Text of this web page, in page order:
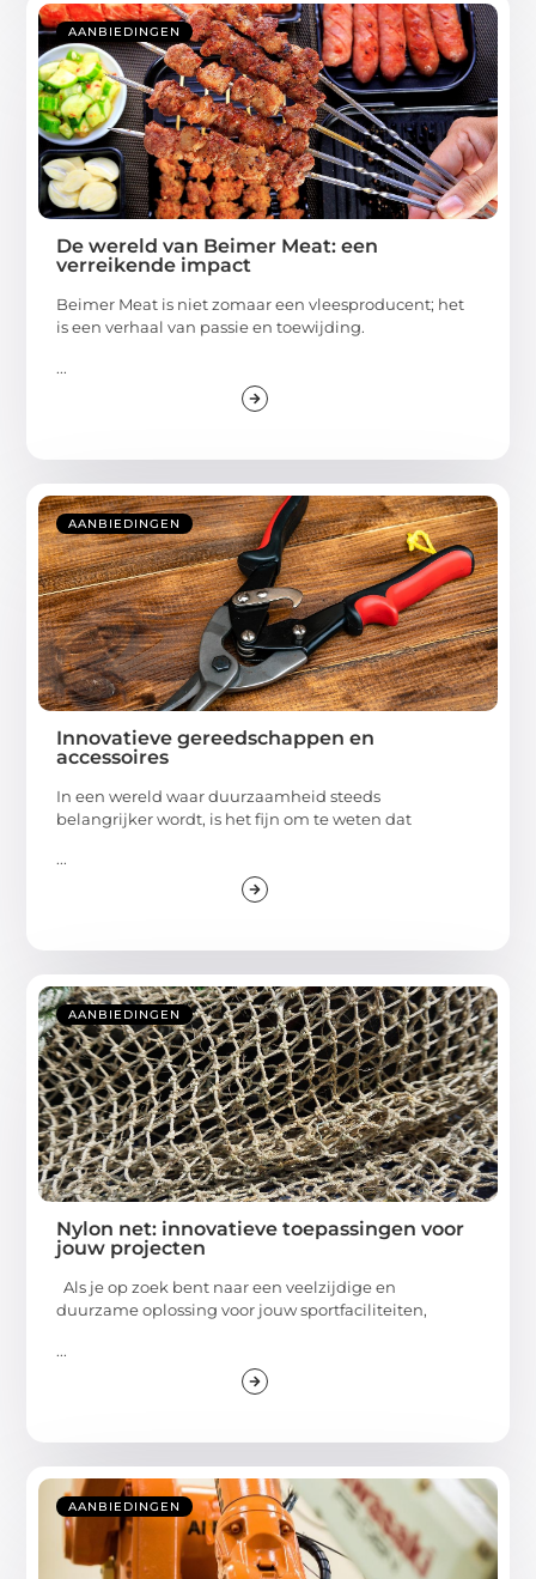
AANBIEDINGEN
De wereld van Beimer Meat: een
verreikende impact
Beimer Meat is niet zomaar een vleesproducent; het
is een verhaal van passie en toewijding.
...
AANBIEDINGEN
Innovatieve gereedschappen en
accessoires
In een wereld waar duurzaamheid steeds
belangrijker wordt, is het fijn om te weten dat
...
AANBIEDINGEN
Nylon net: innovatieve toepassingen voor
jouw projecten
Als je op zoek bent naar een veelzijdige en
duurzame oplossing voor jouw sportfaciliteiten,
...
AANBIEDINGEN